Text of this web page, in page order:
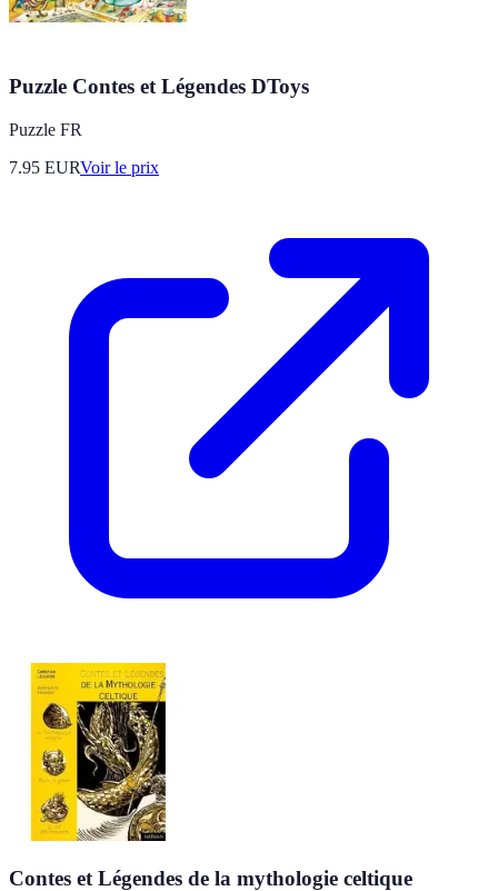
Puzzle Contes et Légendes DToys
Puzzle FR
7.95 EURVoir le prix
Contes et Légendes de la mythologie celtique